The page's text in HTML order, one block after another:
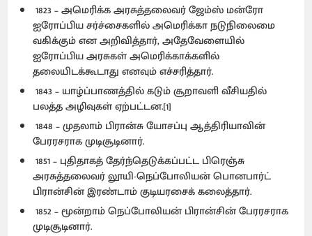
1823 – அமெரிக்க அரசுத்தலைவர் ஜேம்ஸ் மன்ரோ
ஐரோப்பிய சர்ச்சைகளில் அமெரிக்கா நடுநிலைமை
வகிக்கும் என அறிவித்தார், அதேவேளையில்
ஐரோப்பிய அரசுகள் அமெரிக்காக்களில்
தலையிடக்கூடாது எனவும் எச்சரித்தார்.
1843 – யாழ்ப்பாணத்தில் கடும் சூறாவளி வீசியதில்
பலத்த அழிவுகள் ஏற்பட்டன.[1]
1848 – முதலாம் பிரான்சு யோசப்பு ஆத்திரியாவின்
பேரரசராக முடிசூடினார்.
1851 – புதிதாகத் தேர்ந்தெடுக்கப்பட்ட பிரெஞ்சு
அரசுத்தலைவர் லூயி-நெப்போலியன் பொனபார்ட்
பிரான்சின் இரண்டாம் குடியரசைக் கலைத்தார்.
1852 – மூன்றாம் நெப்போலியன் பிரான்சின் பேரரசராக
முடிசூடினார்.